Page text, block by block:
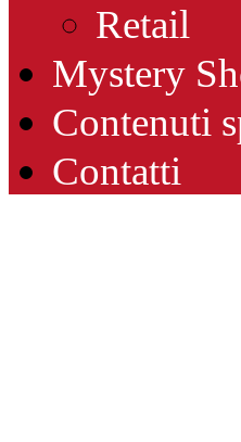
Retail
Mystery
Contenuti
Contatti